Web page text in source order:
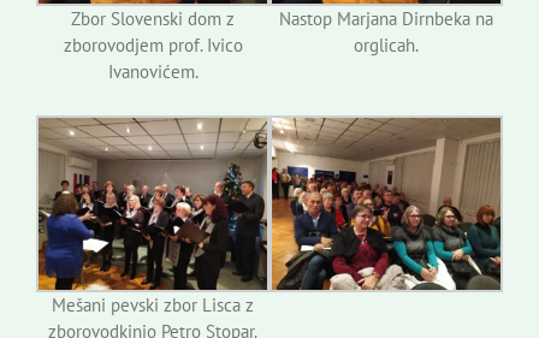
Zbor Slovenski dom z
zborovodjem prof. Ivico
Ivanovićem.
Nastop Marjana Dirnbeka na
orglicah.
Mešani pevski zbor Lisca z
zborovodkinjo Petro Stopar.